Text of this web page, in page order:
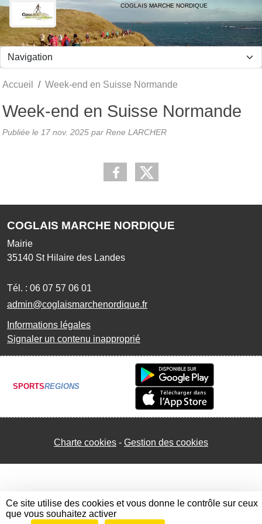
COGLAIS MARCHE NORDIQUE
Accueil Week-end en Suisse Normande
Week-end en Suisse Normande
Publiée le 17 nov. 2025 par Rene LARCHER
COGLAIS MARCHE NORDIQUE
Mairie
35140 St Hilaire des Landes
Tél. : 06 07 57 06 01
admin@coglaismarchenordique.fr
Informations légales
Signaler un contenu inapproprié
SPORTSREGIONS
Charte cookies Gestion des cookies
Panneau de gestion des cookies
Ce site utilise des cookies et vous donne le contrôle sur ceux
que vous souhaitez activer